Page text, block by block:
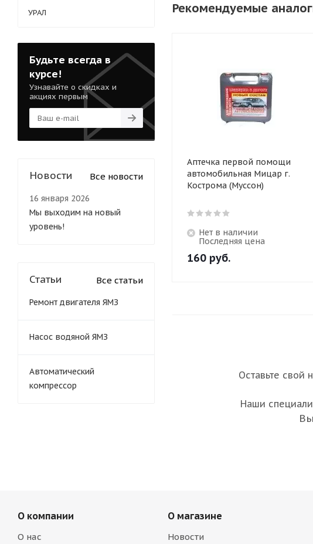
Рекомендуемые
Аптечка первой помощи
автомобильная Мицар г.
Кострома (Муссон)
Нет в наличии
Последняя цена
160 руб.
Оставьте свой
Наши
УРАЛ
Будьте всегда в
курсе!
Узнавайте о скидках и
акциях первым
Новости Все новости
16 января 2026
Мы выходим на новый
уровень!
Статьи Все статьи
Ремонт двигателя ЯМЗ
Насос водяной ЯМЗ
Автоматический
компрессор
О компании
О нас
О магазине
Новости